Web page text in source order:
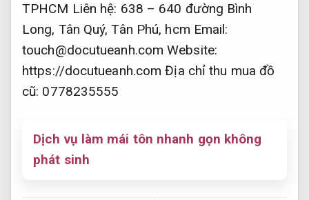
TPHCM Liên hệ: 638 – 640 đường Bình
Long, Tân Quý, Tân Phú, hcm Email:
touch@docutueanh.com Website:
https://docutueanh.com Địa chỉ thu mua đồ
cũ: 0778235555
Dịch vụ làm mái tôn nhanh gọn không
phát sinh